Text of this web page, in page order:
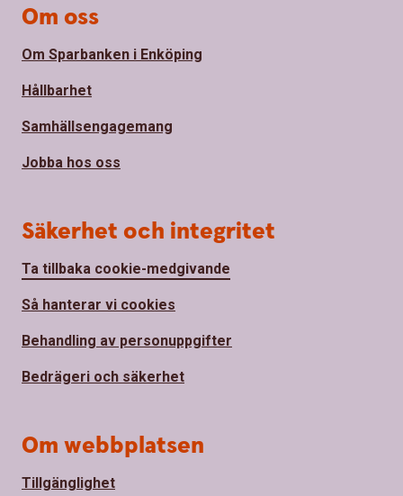
Om oss
Om Sparbanken i Enköping
Hållbarhet
Samhällsengagemang
Jobba hos oss
Säkerhet och integritet
Ta tillbaka cookie-medgivande
Så hanterar vi cookies
Behandling av personuppgifter
Bedrägeri och säkerhet
Om webbplatsen
Tillgänglighet